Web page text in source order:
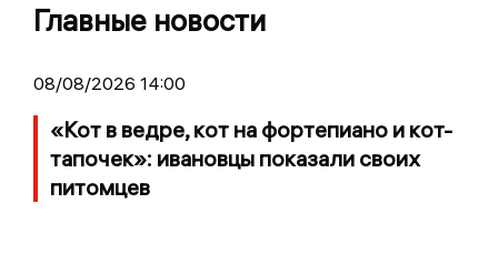
Главные новости
08/08/2026 14:00
«Кот в ведре, кот на фортепиано и кот-
тапочек»: ивановцы показали своих
питомцев